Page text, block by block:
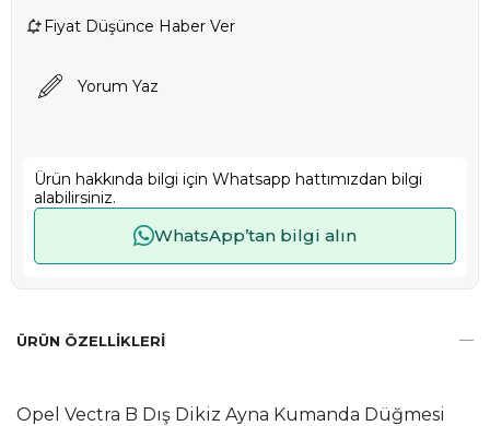
Fiyat Düşünce Haber Ver
Yorum Yaz
Ürün hakkında bilgi için Whatsapp hattımızdan bilgi
alabilirsiniz.
WhatsApp’tan bilgi alın
ÜRÜN ÖZELLIKLERI
Opel Vectra B Dış Dikiz Ayna Kumanda Düğmesi